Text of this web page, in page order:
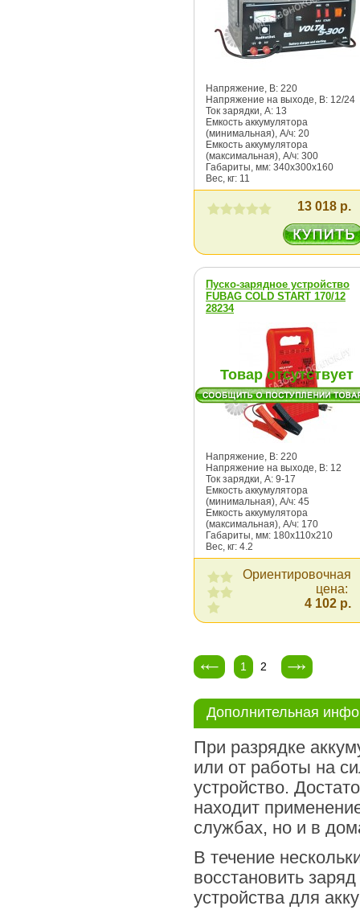
Напряжение, В: 220
Напряжение на выходе, В: 12/24
Ток зарядки, А: 13
Емкость аккумулятора
(минимальная), А/ч: 20
Емкость аккумулятора
(максимальная), А/ч: 300
Габариты, мм: 340х300х160
Вес, кг: 11
13 018 р.
Пуско-зарядное устройство
FUBAG COLD START 170/12
28234
Товар отсутствует
Напряжение, В: 220
Напряжение на выходе, В: 12
Ток зарядки, А: 9-17
Емкость аккумулятора
(минимальная), А/ч: 45
Емкость аккумулятора
(максимальная), А/ч: 170
Габариты, мм: 180х110х210
Вес, кг: 4.2
Ориентировочная
цена:
4 102 р.
1 2
Дополнительная
При разрядке
или от работы на
устройство.
находит
службах, но и в
В течение
восстановить
устройства для